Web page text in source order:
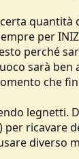
per
perché
sarà
che
legnetti.
diverso